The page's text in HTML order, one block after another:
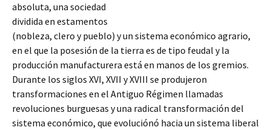
absoluta, una sociedad
dividida en estamentos
(nobleza, clero y pueblo) y un sistema económico agrario,
en el que la posesión de la tierra es de tipo feudal y la
producción manufacturera está en manos de los gremios.
Durante los siglos XVI, XVII y XVIII se produjeron
transformaciones en el Antiguo Régimen llamadas
revoluciones burguesas y una radical transformación del
sistema económico, que evoluciónó hacia un sistema liberal